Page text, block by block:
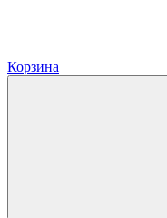
Корзина